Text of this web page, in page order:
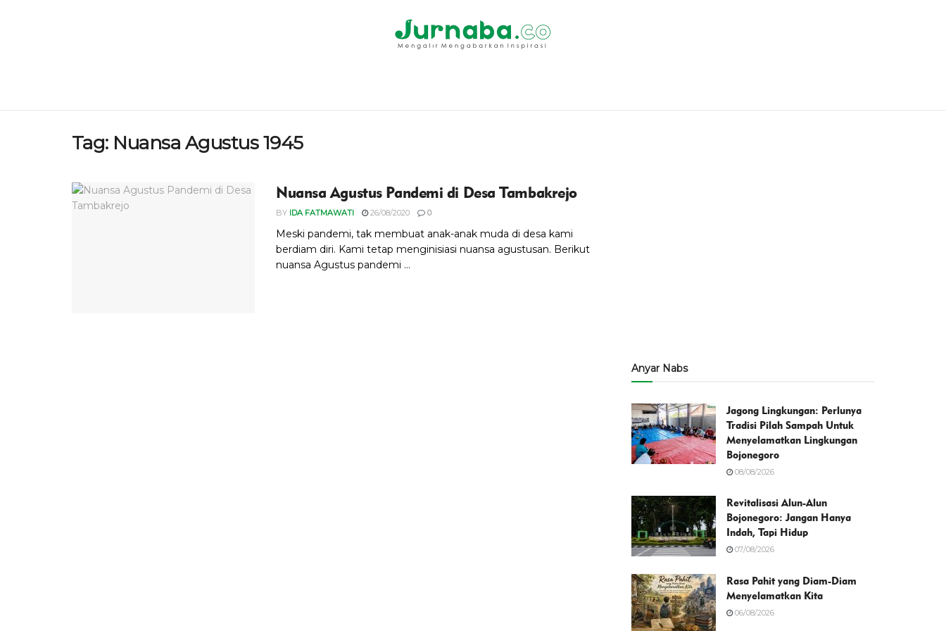
Tag: Nuansa Agustus 1945
Nuansa Agustus Pandemi di Desa Tambakrejo
BY IDA FATMAWATI 26/08/2020 0
Meski pandemi, tak membuat anak-anak muda di desa kami
berdiam diri. Kami tetap menginisiasi nuansa agustusan. Berikut
nuansa Agustus pandemi ...
Anyar Nabs
Jagong Lingkungan: Perlunya
Tradisi Pilah Sampah Untuk
Menyelamatkan Lingkungan
Bojonegoro
08/08/2026
Revitalisasi Alun-Alun
Bojonegoro: Jangan Hanya
Indah, Tapi Hidup
07/08/2026
Rasa Pahit yang Diam-Diam
Menyelamatkan Kita
06/08/2026